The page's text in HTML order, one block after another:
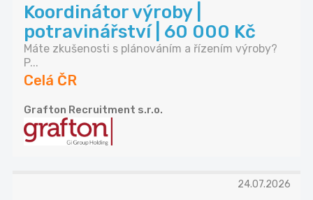
Koordinátor výroby |
potravinářství | 60 000 Kč
Máte zkušenosti s plánováním a řízením výroby?
P...
Celá ČR
Grafton Recruitment s.r.o.
24.07.2026